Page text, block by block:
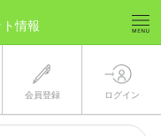
情報
会員登録 ログイン